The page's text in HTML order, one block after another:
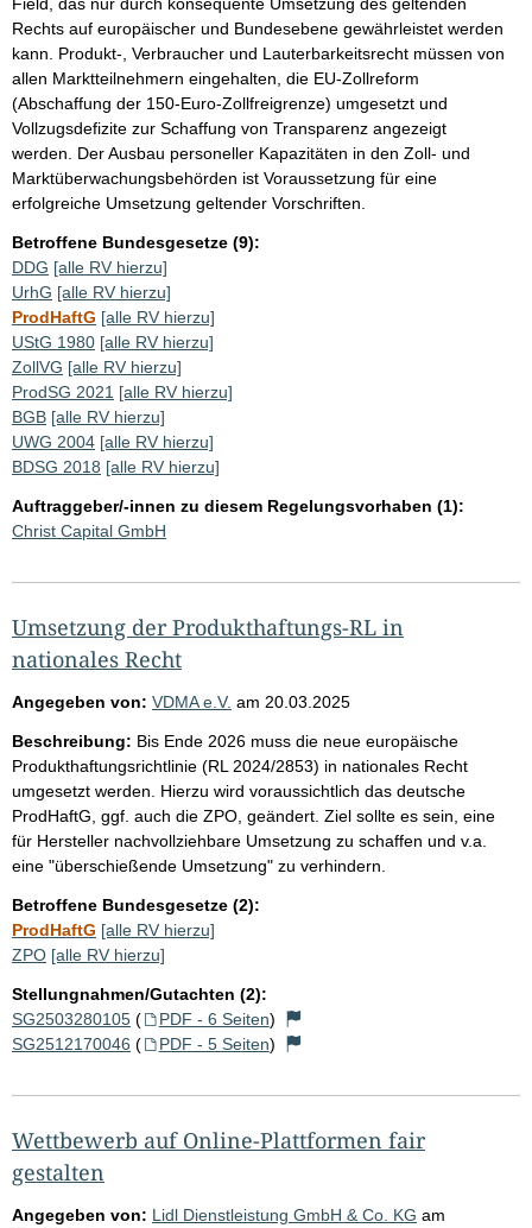
Rechts auf europäischer und Bundesebene gewährleistet werden
kann. Produkt-, Verbraucher und Lauterbarkeitsrecht müssen von
allen Marktteilnehmern eingehalten, die EU-Zollreform
(Abschaffung der 150-Euro-Zollfreigrenze) umgesetzt und
Vollzugsdefizite zur Schaffung von Transparenz angezeigt
werden. Der Ausbau personeller Kapazitäten in den Zoll- und
Marktüberwachungsbehörden ist Voraussetzung für eine
erfolgreiche Umsetzung geltender Vorschriften.
Betroffene Bundesgesetze (9):
DDG [alle RV hierzu]
UrhG [alle RV hierzu]
ProdHaftG [alle RV hierzu]
UStG 1980 [alle RV hierzu]
ZollVG [alle RV hierzu]
ProdSG 2021 [alle RV hierzu]
BGB [alle RV hierzu]
UWG 2004 [alle RV hierzu]
BDSG 2018 [alle RV hierzu]
Auftraggeber/-innen zu diesem Regelungsvorhaben (1):
Christ Capital GmbH
Umsetzung der Produkthaftungs-RL in
nationales Recht
Angegeben von: VDMA e.V. am 20.03.2025
Beschreibung: Bis Ende 2026 muss die neue europäische
Produkthaftungsrichtlinie (RL 2024/2853) in nationales Recht
umgesetzt werden. Hierzu wird voraussichtlich das deutsche
ProdHaftG, ggf. auch die ZPO, geändert. Ziel sollte es sein, eine
für Hersteller nachvollziehbare Umsetzung zu schaffen und v.a.
eine "überschießende Umsetzung" zu verhindern.
Betroffene Bundesgesetze (2):
ProdHaftG [alle RV hierzu]
ZPO [alle RV hierzu]
Stellungnahmen/Gutachten (2):
SG2503280105 ( PDF - 6 Seiten)
SG2512170046 ( PDF - 5 Seiten)
Wettbewerb auf Online-Plattformen fair
gestalten
Angegeben von: Lidl Dienstleistung GmbH & Co. KG am